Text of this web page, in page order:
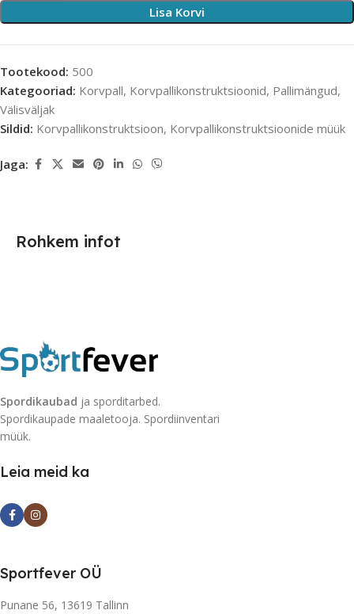
Lisa Korvi
Tootekood: 500
Kategooriad: Korvpall, Korvpallikonstruktsioonid, Pallimängud,
Välisväljak
Sildid: Korvpallikonstruktsioon, Korvpallikonstruktsioonide müük
Jaga:
Rohkem infot
Spordikaubad ja sporditarbed.
Spordikaupade maaletooja. Spordiinventari
müük.
Leia meid ka
Sportfever OÜ
Punane 56, 13619 Tallinn